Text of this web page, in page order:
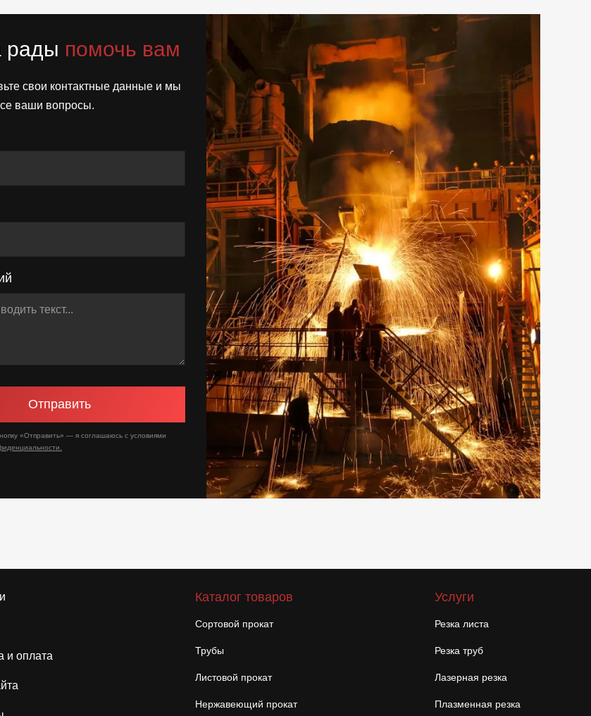
рады помочь вам
свои контактные данные и мы
ваши вопросы.
Отправить
«Отправить» — я соглашаюсь с условиями
и оплата
Каталог товаров
Сортовой прокат
Трубы
Листовой прокат
Нержавеющий прокат
Услуги
Резка листа
Резка труб
Лазерная резка
Плазменная резка